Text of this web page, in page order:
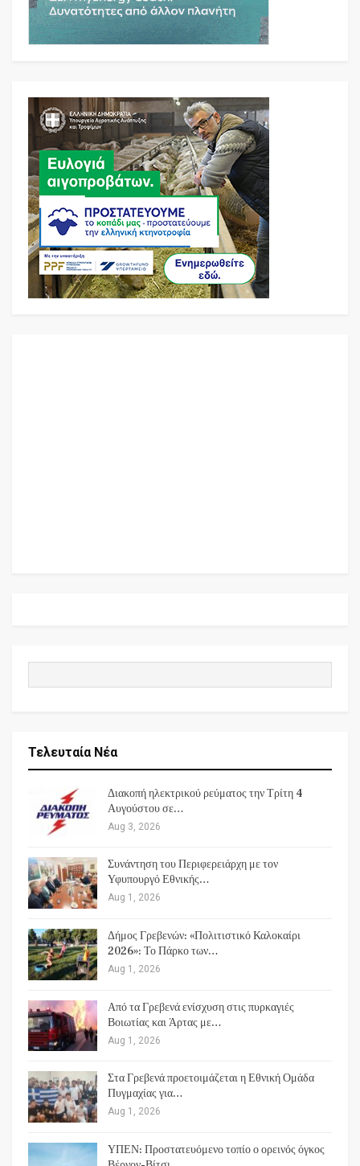
Τελευταία Νέα
Διακοπή ηλεκτρικού ρεύματος την Τρίτη 4
Αυγούστου σε…
Aug 3, 2026
Συνάντηση του Περιφερειάρχη με τον
Υφυπουργό Εθνικής…
Aug 1, 2026
Δήμος Γρεβενών: «Πολιτιστικό Καλοκαίρι
2026»: Το Πάρκο των…
Aug 1, 2026
Από τα Γρεβενά ενίσχυση στις πυρκαγιές
Βοιωτίας και Άρτας με…
Aug 1, 2026
Στα Γρεβενά προετοιμάζεται η Εθνική Ομάδα
Πυγμαχίας για…
Aug 1, 2026
ΥΠΕΝ: Προστατευόμενο τοπίο ο ορεινός όγκος